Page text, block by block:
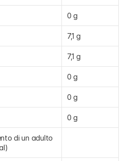
0 g
7,1 g
7,1 g
0 g
0 g
0 g
di un adulto